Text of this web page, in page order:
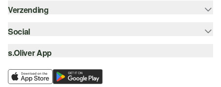
Top categorieën
s.Oliver Card
Verlanglijstje
Duurzaamheid
Koop op rekening
Creditcard
Klarna
Verzending
Track & Trace
Post NL
Social
instagram
facebook
s.Oliver App